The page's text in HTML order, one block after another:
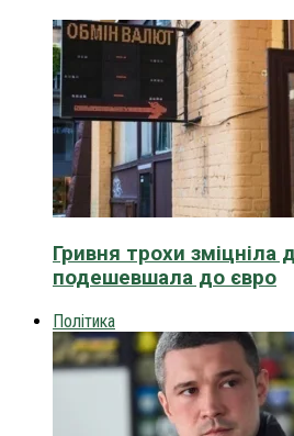
Гривня трохи зміцніла
подешевшала до євро
Політика